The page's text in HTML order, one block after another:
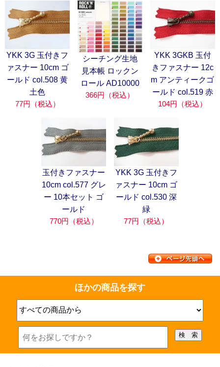
YKK 3G 玉付きフ
ァスナー 10cm ゴ
ールド col.508 黄
土色
77円（税込）
シーチング生地
見本帳 ロックン
ロール AD10000
366円（税込）
YKK 3GKB 玉付
きファスナー 12c
m アンティークゴ
ールド col.519 赤
104円（税込）
玉付きファスナー
10cm col.577 グレ
ー 10本セット ゴ
ールド
770円（税込）
YKK 3G 玉付きフ
ァスナー 10cm ゴ
ールド col.530 深
緑
77円（税込）
ほかの商品を探す